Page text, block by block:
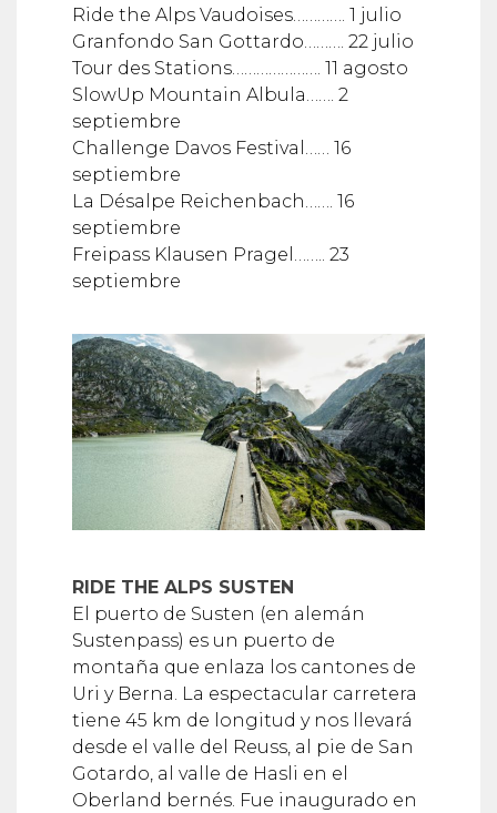
Ride the Alps Vaudoises…………. 1 julio
Granfondo San Gottardo………. 22 julio
Tour des Stations…………………. 11 agosto
SlowUp Mountain Albula……. 2
septiembre
Challenge Davos Festival…… 16
septiembre
La Désalpe Reichenbach……. 16
septiembre
Freipass Klausen Pragel…….. 23
septiembre
RIDE THE ALPS SUSTEN
El puerto de Susten (en alemán
Sustenpass) es un puerto de
montaña que enlaza los cantones de
Uri y Berna. La espectacular carretera
tiene 45 km de longitud y nos llevará
desde el valle del Reuss, al pie de San
Gotardo, al valle de Hasli en el
Oberland bernés. Fue inaugurado en